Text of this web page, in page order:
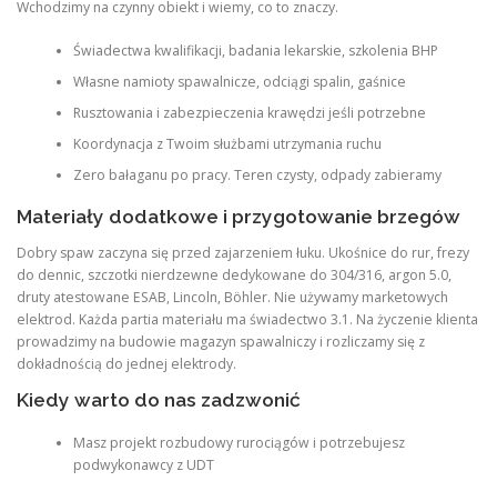
Wchodzimy na czynny obiekt i wiemy, co to znaczy.
Świadectwa kwalifikacji, badania lekarskie, szkolenia BHP
Własne namioty spawalnicze, odciągi spalin, gaśnice
Rusztowania i zabezpieczenia krawędzi jeśli potrzebne
Koordynacja z Twoim służbami utrzymania ruchu
Zero bałaganu po pracy. Teren czysty, odpady zabieramy
Materiały dodatkowe i przygotowanie brzegów
Dobry spaw zaczyna się przed zajarzeniem łuku. Ukośnice do rur, frezy
do dennic, szczotki nierdzewne dedykowane do 304/316, argon 5.0,
druty atestowane ESAB, Lincoln, Böhler. Nie używamy marketowych
elektrod. Każda partia materiału ma świadectwo 3.1. Na życzenie klienta
prowadzimy na budowie magazyn spawalniczy i rozliczamy się z
dokładnością do jednej elektrody.
Kiedy warto do nas zadzwonić
Masz projekt rozbudowy rurociągów i potrzebujesz
podwykonawcy z UDT